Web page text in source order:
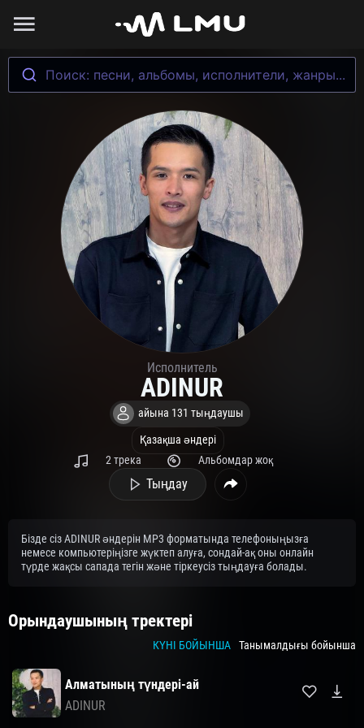
Поиск: песни, альбомы, исполнители, жанры...
Исполнитель
ADINUR
айына 131 тыңдаушы
Қазақша әндері
2 трека
Альбомдар жоқ
Тыңдау
Бізде сіз ADINUR әндерін MP3 форматында телефоныңызға
немесе компьютеріңізге жүктеп алуға, сондай-ақ оны онлайн
түрде жақсы сапада тегін және тіркеусіз тыңдауға болады.
Орындаушының тректері
КҮНІ БОЙЫНША Танымалдығы бойынша
Алматының түндері-ай
ADINUR